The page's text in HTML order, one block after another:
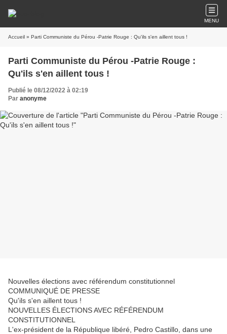
MENU
Accueil » Parti Communiste du Pérou -Patrie Rouge : Qu'ils s'en aillent tous !
Parti Communiste du Pérou -Patrie Rouge :
Qu'ils s'en aillent tous !
Publié le 08/12/2022 à 02:19
Par anonyme
Nouvelles élections avec référendum constitutionnel
COMMUNIQUÉ DE PRESSE
Qu'ils s'en aillent tous !
NOUVELLES ÉLECTIONS AVEC RÉFÉRENDUM
CONSTITUTIONNEL
L'ex-président de la République libéré, Pedro Castillo, dans une